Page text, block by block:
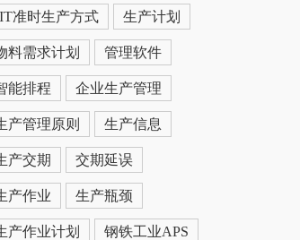
准时生产方式 生产计划
料需求计划 管理软件
能排程 企业生产管理
产管理原则 生产信息
产交期 交期延误
产作业 生产瓶颈
产作业计划 钢铁工业APS